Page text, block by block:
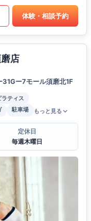
体験・相談予約
店
ー7モール須磨北1F
ティス
駐車場 もっと見る
定休日
毎週木曜日